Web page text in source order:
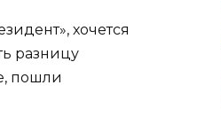
хочется
разницу
пошли